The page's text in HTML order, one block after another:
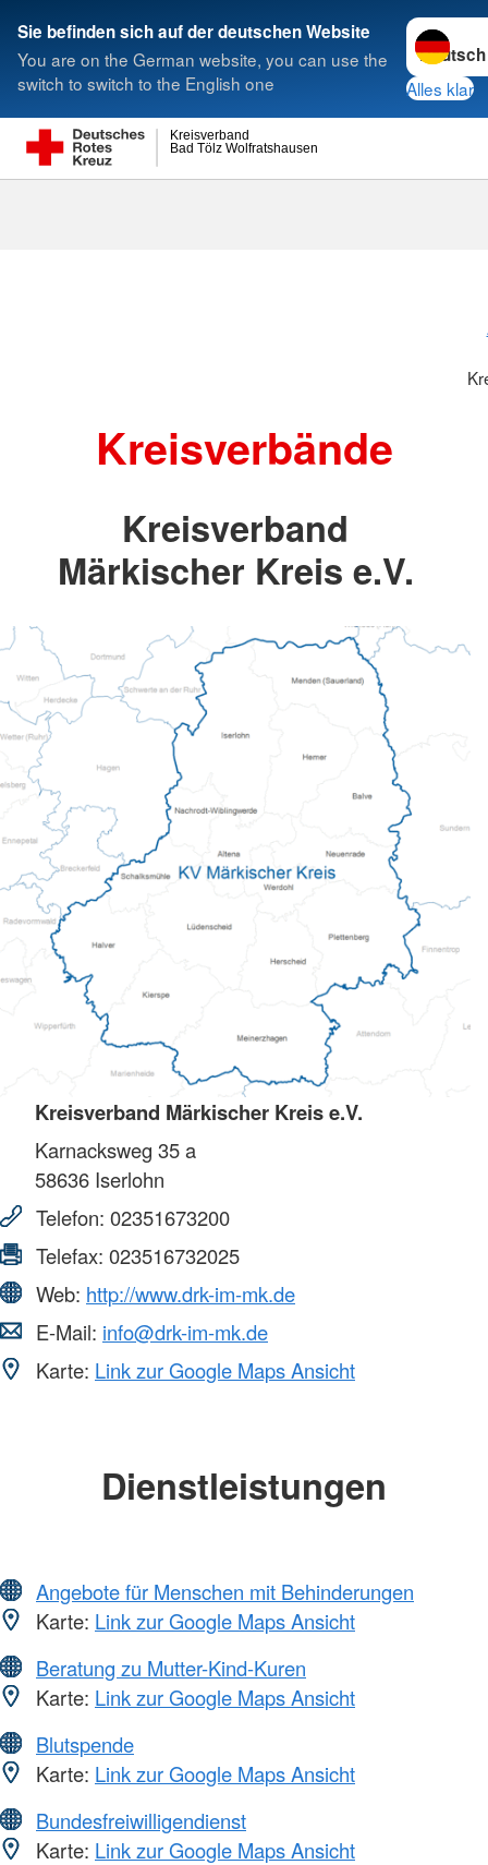
Sie befinden sich auf der deutschen Website
You are on the German website, you can use the
switch to switch to the English one
Sprache
Alles klar
Bad Tölz Wolfratshausen
Kreisverband
Suche
Kreisverbände
Kreisverband
Märkischer Kreis e.V.
Kreisverband Märkischer Kreis e.V.
Karnacksweg 35 a
58636 Iserlohn
Telefon: 02351673200
Telefax: 023516732025
Web: http://www.drk-im-mk.de
E-Mail: info@drk-im-mk.de
Karte: Link zur Google Maps Ansicht
Dienstleistungen
Angebote für Menschen mit Behinderungen
Karte: Link zur Google Maps Ansicht
Beratung zu Mutter-Kind-Kuren
Karte: Link zur Google Maps Ansicht
Blutspende
Karte: Link zur Google Maps Ansicht
Bundesfreiwilligendienst
Karte: Link zur Google Maps Ansicht